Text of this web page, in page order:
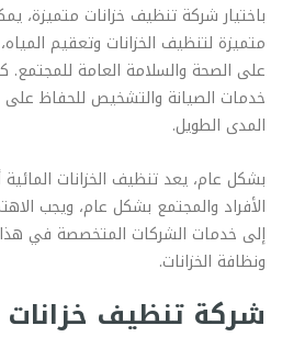
باختيار شركة تنظيف خزانات متميزة،
متميزة لتنظيف الخزانات وتعقيم
على الصحة والسلامة العامة للمجتمع.
خدمات الصيانة والتشخيص للحفاظ على
المدى الطويل.
بشكل عام، يعد تنظيف الخزانات
الأفراد والمجتمع بشكل عام، ويجب
إلى خدمات الشركات المتخصصة في هذا
ونظافة الخزانات.
شركة تنظيف خزانات